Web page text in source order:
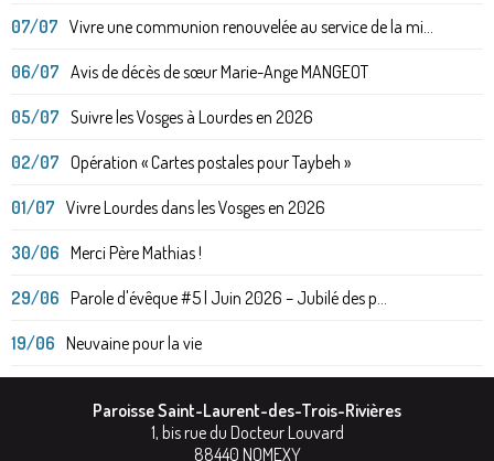
07/07 Vivre une communion renouvelée au service de la mi...
06/07 Avis de décès de sœur Marie-Ange MANGEOT
05/07 Suivre les Vosges à Lourdes en 2026
02/07 Opération « Cartes postales pour Taybeh »
01/07 Vivre Lourdes dans les Vosges en 2026
30/06 Merci Père Mathias !
29/06 Parole d'évêque #5 | Juin 2026 – Jubilé des p...
19/06 Neuvaine pour la vie
Paroisse Saint-Laurent-des-Trois-Rivières
1, bis rue du Docteur Louvard
88440 NOMEXY